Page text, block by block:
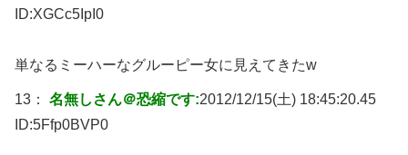
ID:XGCc5IpI0
単なるミーハーなグルーピー女に見えてきたw
13： 名無しさん＠恐縮です:2012/12/15(土) 18:45:20.45
ID:5Ffp0BVP0